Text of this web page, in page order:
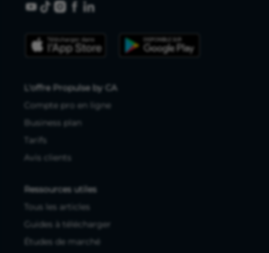
L'offre Propulse by CA
Compte pro en ligne
Business plan
Tarifs
Avis clients
Ressources utiles
Tous les articles
Guides à télécharger
Études de marché